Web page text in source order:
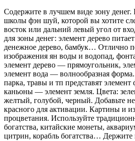
Содержите в лучшем виде зону денег.
школы фэн шуй, которой вы хотите
восток или дальний левый угол от
для зоны денег: элемент дерево
денежное дерево, бамбук… Отлично
изображения ян воды и водопад,
элемент дерево — прямоугольник,
элемент вода — волнообразная
парка, травы и тп представят
каньоны — элемент земля. Цвета:
желтый, голубой, черный. Добавьте
красного для активации. Картины и
процветания. Используйте
богатства, китайские монеты,
цитрин, корабль богатства… Держите